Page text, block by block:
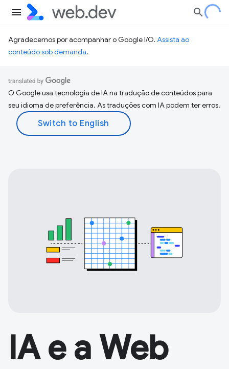
Agradecemos por acompanhar o Google I/O. Assista ao
conteúdo sob demanda.
O Google usa tecnologia de IA na tradução de conteúdos para
seu idioma de preferência. As traduções com IA podem ter erros.
IA e a Web